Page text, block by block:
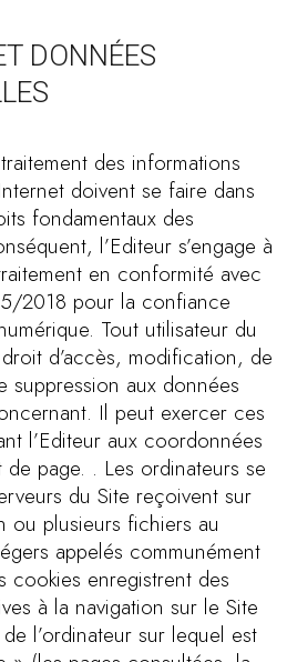
DONNÉES
des informations
doivent se faire dans
fondamentaux des
l’Editeur s’engage à
en conformité avec
2018 pour la confiance
Tout utilisateur du
d’accès, modification, de
suppression aux données
Il peut exercer ces
l’Editeur aux coordonnées
page. . Les ordinateurs se
du Site reçoivent sur
ou plusieurs fichiers au
appelés communément
cookies enregistrent des
à la navigation sur le Site
l’ordinateur sur lequel est